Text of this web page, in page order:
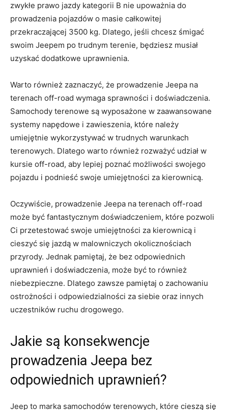
zwykłe‍ prawo jazdy kategorii ⁤B nie ⁢upoważnia do
prowadzenia pojazdów ⁤o ‍masie całkowitej
przekraczającej‍ 3500 kg. Dlatego, jeśli ⁣chcesz śmigać
swoim Jeepem po trudnym terenie,⁤ będziesz musiał
uzyskać dodatkowe uprawnienia.
Warto również​ zaznaczyć, że prowadzenie Jeepa ‍na
terenach ‌off-road wymaga⁢ sprawności ⁢i ‍doświadczenia.
Samochody terenowe są⁢ wyposażone w ‍zaawansowane
systemy napędowe i zawieszenia, które należy
umiejętnie wykorzystywać⁣ w trudnych warunkach⁤
terenowych. Dlatego‍ warto również ‌rozważyć udział w
kursie‌ off-road, aby lepiej poznać możliwości ⁢swojego‌
pojazdu i podnieść swoje umiejętności za ‍kierownicą.
Oczywiście,⁢ prowadzenie Jeepa na terenach off-road
może być fantastycznym doświadczeniem, które ⁢pozwoli
Ci przetestować ‌swoje⁣ umiejętności za ​kierownicą i
cieszyć się jazdą w ⁢malowniczych okolicznościach
przyrody. Jednak⁤ pamiętaj, że bez odpowiednich
uprawnień i doświadczenia, ‌może ⁢być to​ również⁣
niebezpieczne. Dlatego zawsze pamiętaj o zachowaniu
ostrożności⁤ i ⁤odpowiedzialności za‍ siebie oraz ‌innych
uczestników ruchu drogowego.
Jakie są konsekwencje
prowadzenia Jeepa ⁢bez
odpowiednich ​uprawnień?
Jeep ​to marka samochodów⁣ terenowych,⁣ które ⁤cieszą się